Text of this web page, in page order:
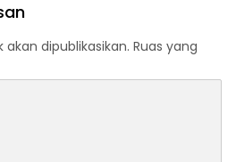
dipublikasikan. Ruas yang